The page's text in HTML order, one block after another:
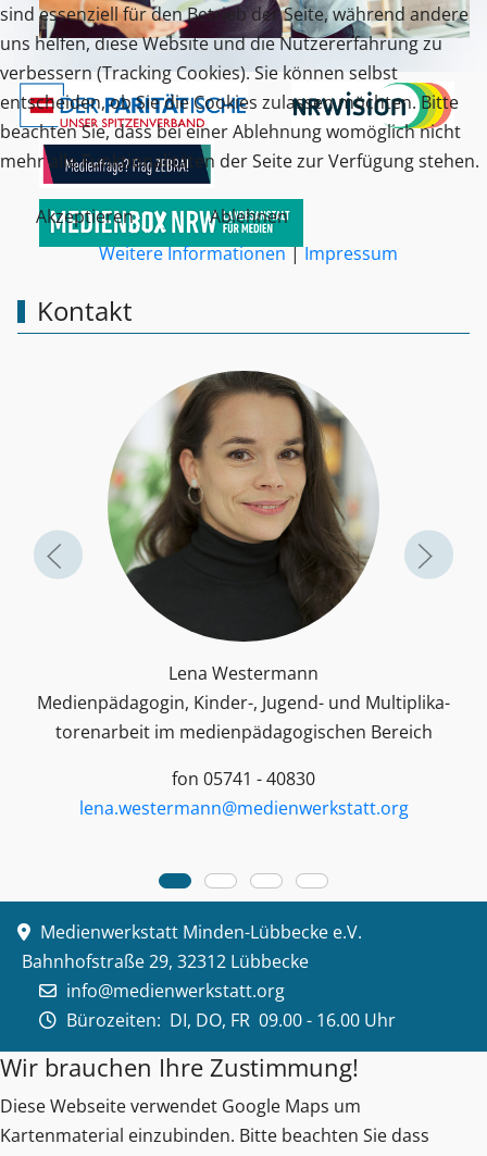
Kontakt
Lena Westermann
Medienpädagogin, Kinder-, Jugend- und Multiplika­
toren­arbeit im medienpädagogischen Bereich
fon 05741 - 40830
lena.westermann@medienwerkstatt.org
Medienwerkstatt Minden-Lübbecke e.V.
Bahnhofstraße 29, 32312 Lübbecke
info@medienwerkstatt.org
Bürozeiten: DI, DO, FR 09.00 - 16.00 Uhr
Wir brauchen Ihre Zustimmung!
Diese Webseite verwendet Google Maps um
Kartenmaterial einzubinden. Bitte beachten Sie dass
sind essenziell für den Betrieb der Seite, während andere
uns helfen, diese Website und die Nutzererfahrung zu
verbessern (Tracking Cookies). Sie können selbst
entscheiden, ob Sie die Cookies zulassen möchten. Bitte
beachten Sie, dass bei einer Ablehnung womöglich nicht
mehr alle Funktionalitäten der Seite zur Verfügung stehen.
Akzeptieren
Ablehnen
Weitere Informationen|Impressum